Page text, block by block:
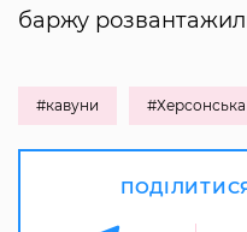
баржу
#кавуни